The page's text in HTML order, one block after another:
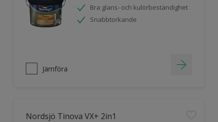
Bra glans- och kulörbeständighet
Snabbtorkande
Jämföra
Nordsjö Tinova VX+ 2in1